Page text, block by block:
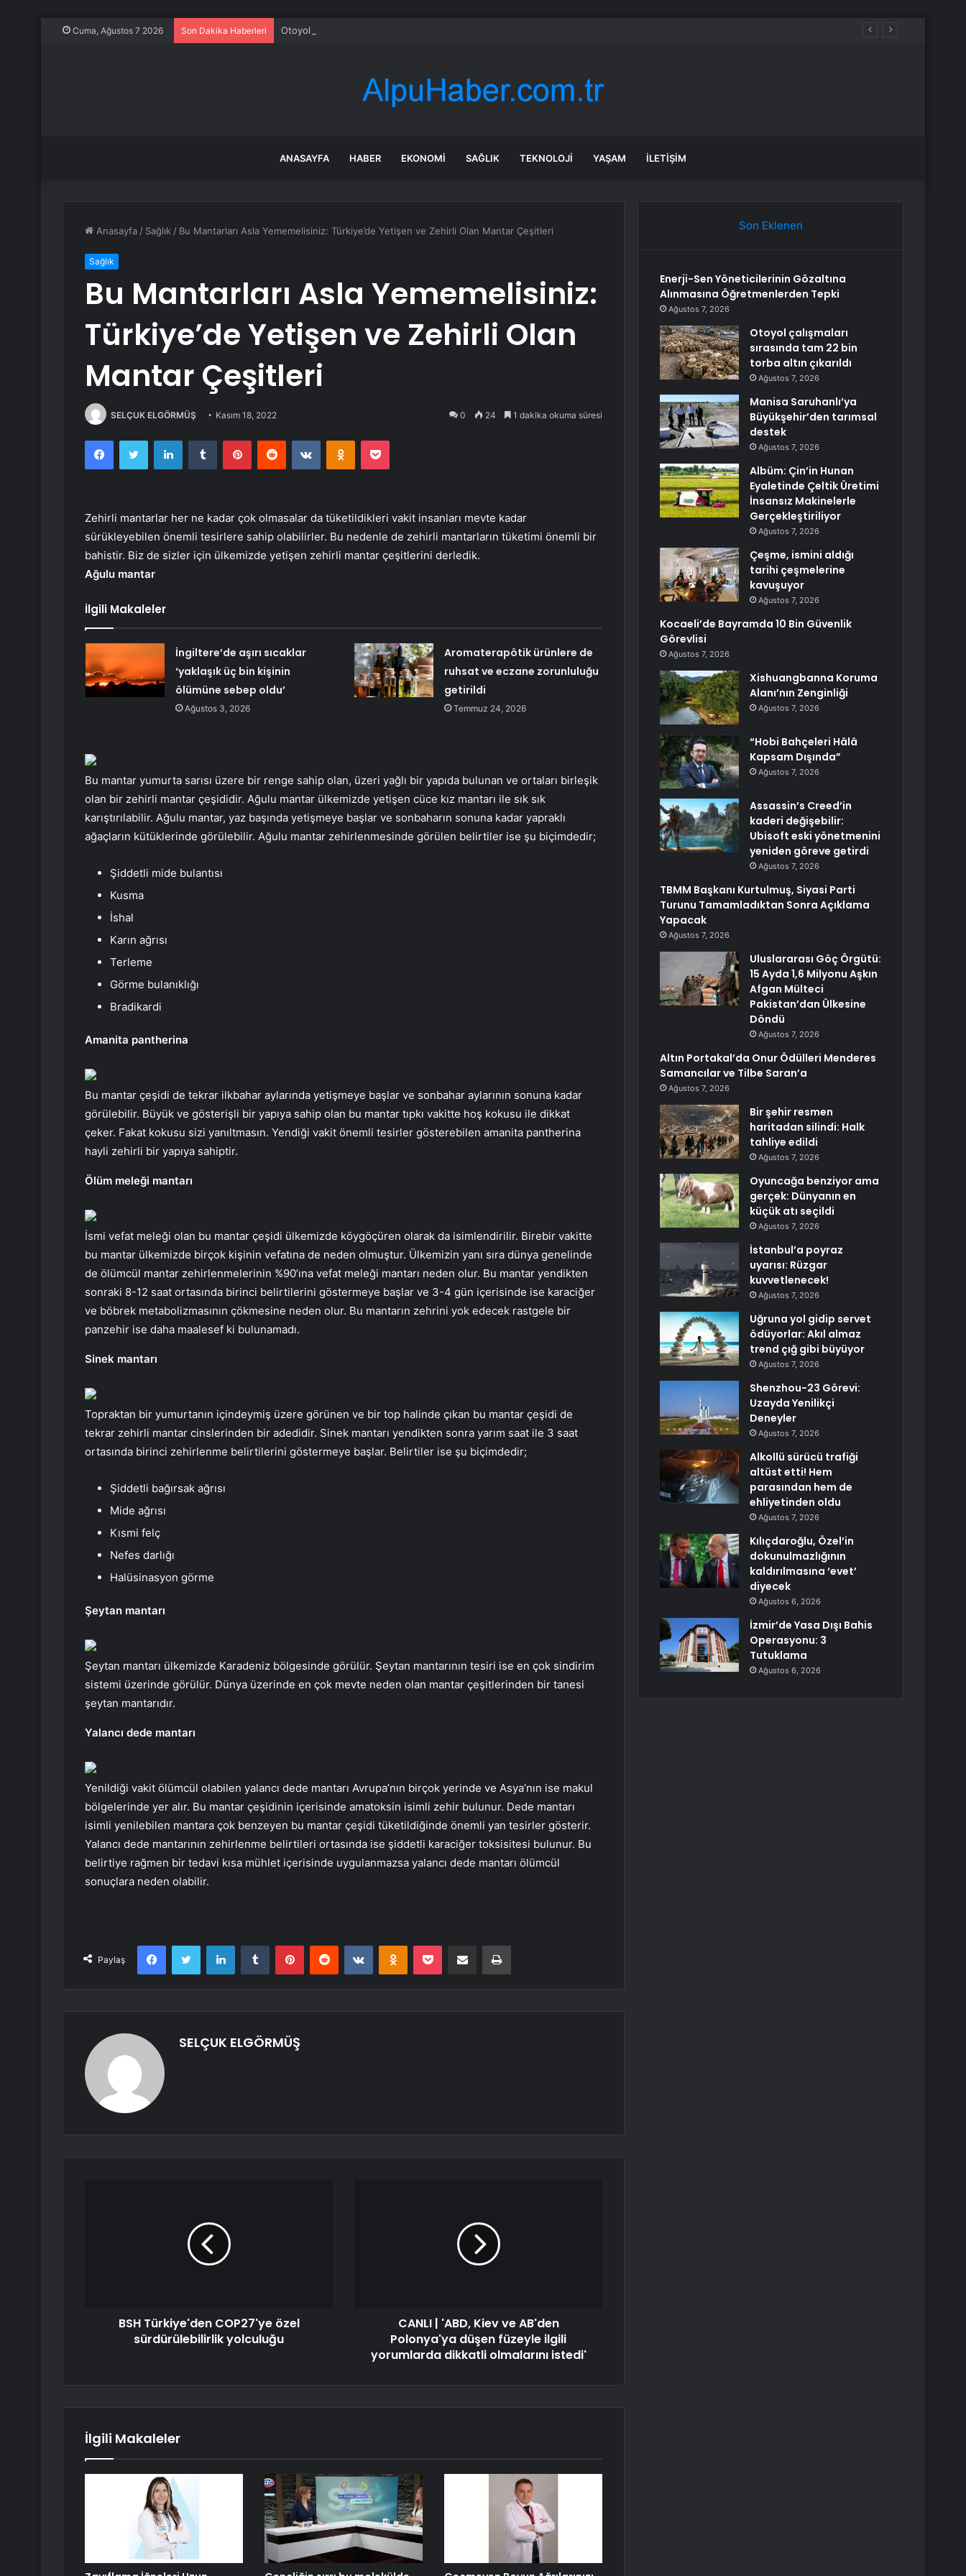
Cuma, Ağustos 7 2026 Son Dakika Haberleri Otoyol çalışmaları sırasında tam 22 bin torba altın çıkarıldı
ANASAYFA HABER EKONOMI SAĞLIK TEKNOLOJI YAŞAM İLETIŞIM
Anasayfa / Sağlık / Bu Mantarları Asla Yememelisiniz: Türkiye’de Yetişen ve Zehirli Olan Mantar Çeşitleri
Sağlık
Bu Mantarları Asla Yememelisiniz:
Türkiye’de Yetişen ve Zehirli Olan
Mantar Çeşitleri
SELÇUK ELGÖRMÜŞ Kasım 18, 2022 0 24 1 dakika okuma süresi
FacebookTwitter LinkedInTumblr PinterestReddit VKontakteOdnoklassniki
Pocket
Zehirli mantarlar her ne kadar çok olmasalar da tüketildikleri vakit insanları mevte kadar
sürükleyebilen önemli tesirlere sahip olabilirler. Bu nedenle de zehirli mantarların tüketimi önemli bir
bahistir. Biz de sizler için ülkemizde yetişen zehirli mantar çeşitlerini derledik.
Ağulu mantar
İlgili Makaleler
İngiltere’de aşırı sıcaklar
‘yaklaşık üç bin kişinin
ölümüne sebep oldu’
Ağustos 3, 2026
Aromaterapötik ürünlere de
ruhsat ve eczane zorunluluğu
getirildi
Temmuz 24, 2026
Bu mantar yumurta sarısı üzere bir renge sahip olan, üzeri yağlı bir yapıda bulunan ve ortaları birleşik
olan bir zehirli mantar çeşididir. Ağulu mantar ülkemizde yetişen cüce kız mantarı ile sık sık
karıştırılabilir. Ağulu mantar, yaz başında yetişmeye başlar ve sonbaharın sonuna kadar yapraklı
ağaçların kütüklerinde görülebilir. Ağulu mantar zehirlenmesinde görülen belirtiler ise şu biçimdedir;
Şiddetli mide bulantısı
Kusma
İshal
Karın ağrısı
Terleme
Görme bulanıklığı
Bradikardi
Amanita pantherina
Bu mantar çeşidi de tekrar ilkbahar aylarında yetişmeye başlar ve sonbahar aylarının sonuna kadar
görülebilir. Büyük ve gösterişli bir yapıya sahip olan bu mantar tıpkı vakitte hoş kokusu ile dikkat
çeker. Fakat kokusu sizi yanıltmasın. Yendiği vakit önemli tesirler gösterebilen amanita pantherina
hayli zehirli bir yapıya sahiptir.
Ölüm meleği mantarı
İsmi vefat meleği olan bu mantar çeşidi ülkemizde köygöçüren olarak da isimlendirilir. Birebir vakitte
bu mantar ülkemizde birçok kişinin vefatına de neden olmuştur. Ülkemizin yanı sıra dünya genelinde
de ölümcül mantar zehirlenmelerinin %90’ına vefat meleği mantarı neden olur. Bu mantar yendikten
sonraki 8-12 saat ortasında birinci belirtilerini göstermeye başlar ve 3-4 gün içerisinde ise karaciğer
ve böbrek metabolizmasının çökmesine neden olur. Bu mantarın zehrini yok edecek rastgele bir
panzehir ise daha maalesef ki bulunamadı.
Sinek mantarı
Topraktan bir yumurtanın içindeymiş üzere görünen ve bir top halinde çıkan bu mantar çeşidi de
tekrar zehirli mantar cinslerinden bir adedidir. Sinek mantarı yendikten sonra yarım saat ile 3 saat
ortasında birinci zehirlenme belirtilerini göstermeye başlar. Belirtiler ise şu biçimdedir;
Şiddetli bağırsak ağrısı
Mide ağrısı
Kısmi felç
Nefes darlığı
Halüsinasyon görme
Şeytan mantarı
Şeytan mantarı ülkemizde Karadeniz bölgesinde görülür. Şeytan mantarının tesiri ise en çok sindirim
sistemi üzerinde görülür. Dünya üzerinde en çok mevte neden olan mantar çeşitlerinden bir tanesi
şeytan mantarıdır.
Yalancı dede mantarı
Yenildiği vakit ölümcül olabilen yalancı dede mantarı Avrupa’nın birçok yerinde ve Asya’nın ise makul
bölgelerinde yer alır. Bu mantar çeşidinin içerisinde amatoksin isimli zehir bulunur. Dede mantarı
isimli yenilebilen mantara çok benzeyen bu mantar çeşidi tüketildiğinde önemli yan tesirler gösterir.
Yalancı dede mantarının zehirlenme belirtileri ortasında ise şiddetli karaciğer toksisitesi bulunur. Bu
belirtiye rağmen bir tedavi kısa mühlet içerisinde uygulanmazsa yalancı dede mantarı ölümcül
sonuçlara neden olabilir.
Paylaş
FacebookTwitter LinkedInTumblr PinterestReddit VKontakteOdnoklassniki
Pocket E-Posta ile paylaş Yazdır
SELÇUK ELGÖRMÜŞ
BSH Türkiye'den COP27'ye özel
sürdürülebilirlik yolculuğu
CANLI | 'ABD, Kiev ve AB'den
Polonya'ya düşen füzeyle ilgili
yorumlarda dikkatli olmalarını istedi'
İlgili Makaleler
Son Eklenen
Enerji-Sen Yöneticilerinin Gözaltına
Alınmasına Öğretmenlerden Tepki
Ağustos 7, 2026
Otoyol çalışmaları
sırasında tam 22 bin
torba altın çıkarıldı
Ağustos 7, 2026
Manisa Saruhanlı’ya
Büyükşehir’den tarımsal
destek
Ağustos 7, 2026
Albüm: Çin’in Hunan
Eyaletinde Çeltik Üretimi
İnsansız Makinelerle
Gerçekleştiriliyor
Ağustos 7, 2026
Çeşme, ismini aldığı
tarihi çeşmelerine
kavuşuyor
Ağustos 7, 2026
Kocaeli’de Bayramda 10 Bin Güvenlik
Görevlisi
Ağustos 7, 2026
Xishuangbanna Koruma
Alanı’nın Zenginliği
Ağustos 7, 2026
“Hobi Bahçeleri Hâlâ
Kapsam Dışında”
Ağustos 7, 2026
Assassin’s Creed’in
kaderi değişebilir:
Ubisoft eski yönetmenini
yeniden göreve getirdi
Ağustos 7, 2026
TBMM Başkanı Kurtulmuş, Siyasi Parti
Turunu Tamamladıktan Sonra Açıklama
Yapacak
Ağustos 7, 2026
Uluslararası Göç Örgütü:
15 Ayda 1,6 Milyonu Aşkın
Afgan Mülteci
Pakistan’dan Ülkesine
Döndü
Ağustos 7, 2026
Altın Portakal’da Onur Ödülleri Menderes
Samancılar ve Tilbe Saran’a
Ağustos 7, 2026
Bir şehir resmen
haritadan silindi: Halk
tahliye edildi
Ağustos 7, 2026
Oyuncağa benziyor ama
gerçek: Dünyanın en
küçük atı seçildi
Ağustos 7, 2026
İstanbul’a poyraz
uyarısı: Rüzgar
kuvvetlenecek!
Ağustos 7, 2026
Uğruna yol gidip servet
ödüyorlar: Akıl almaz
trend çığ gibi büyüyor
Ağustos 7, 2026
Shenzhou-23 Görevi:
Uzayda Yenilikçi
Deneyler
Ağustos 7, 2026
Alkollü sürücü trafiği
altüst etti! Hem
parasından hem de
ehliyetinden oldu
Ağustos 7, 2026
Kılıçdaroğlu, Özel’in
dokunulmazlığının
kaldırılmasına ‘evet’
diyecek
Ağustos 6, 2026
İzmir’de Yasa Dışı Bahis
Operasyonu: 3
Tutuklama
Ağustos 6, 2026